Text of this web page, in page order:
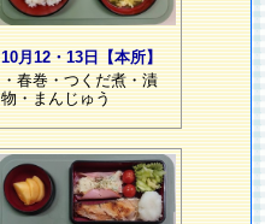
10月12・13日【本所】
・春巻・つくだ煮・漬
物・まんじゅう